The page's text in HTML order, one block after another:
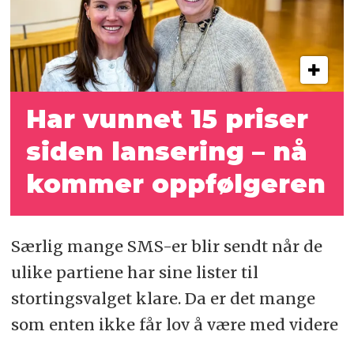
Har vunnet 15 priser
siden lansering– nå
kommer oppfølgeren
Særlig mange SMS-er blir sendt når de
ulike partiene har sine lister til
stortingsvalget klare. Da er det mange
som enten ikke får lov å være med videre